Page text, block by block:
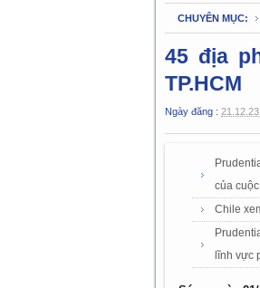
CHUYÊN MỤC:
45 địa
TP.HCM
Ngày đăng : 21.12.23
của
Chile
lĩnh vực